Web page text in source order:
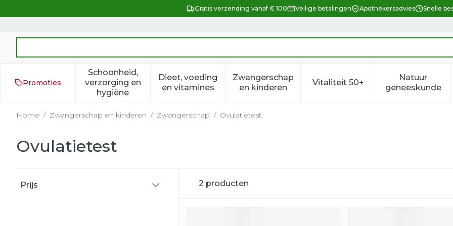
Gratis verzending vanaf € 100 Veilige betalingen Apothekersadvies Snelle
Product, merk, categorie...
Promoties
Schoonheid,
verzorging en
hygiëne
Toon submenu voor Schoonheid, verzorging en hygiëne categorie
Dieet, voeding
en vitaminesToon submenu voor Dieet, voeding en vitamines categorie
Zwangerschap
en kinderenToon submenu voor Zwangerschap en
Vitaliteit 50+Toon submenu voor
Natuur
geneeskunde
Toon
Home / Zwangerschap en kinderen / Zwangerschap / Ovulatietest
Ovulatietest
Prijs
2 producten